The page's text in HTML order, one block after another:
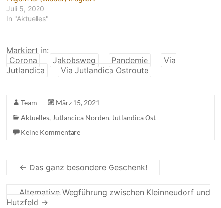
Juli 5, 2020
In "Aktuelles"
Markiert in:
Corona
Jakobsweg Pandemie
Via
Jutlandica
Via Jutlandica Ostroute
Team
März 15, 2021
Aktuelles, Jutlandica Norden, Jutlandica Ost
Keine Kommentare
← Das ganz besondere Geschenk!
Alternative Wegführung zwischen Kleinneudorf und
Hutzfeld →